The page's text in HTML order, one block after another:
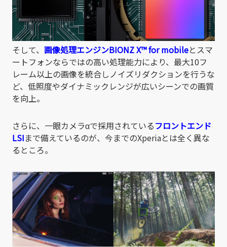
そして、 画像処理エンジンBIONZ X™ for mobileとスマ
ートフォンならではの高い処理能力により、最大10フ
レーム以上の画像を統合しノイズリダクションを行うな
ど、低照度やダイナミックレンジが広いシーンでの画質
を向上。
さらに、一眼カメラαで採用されているフロントエンド
LSIまで備えているのが、今までのXperiaとは全く異な
るところ。